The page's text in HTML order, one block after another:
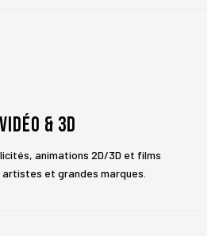
& 3D
animations 2D/3D et films
et grandes marques.